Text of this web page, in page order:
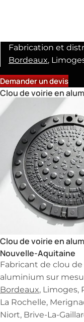
Fabrication et
Bordeaux,
Demander un devis
Clou de voirie en
Clou de voirie en
Nouvelle-Aquitaine
Fabricant de clou
aluminium sur
Bordeaux, Limoges,
La Rochelle,
Niort, Brive-La-